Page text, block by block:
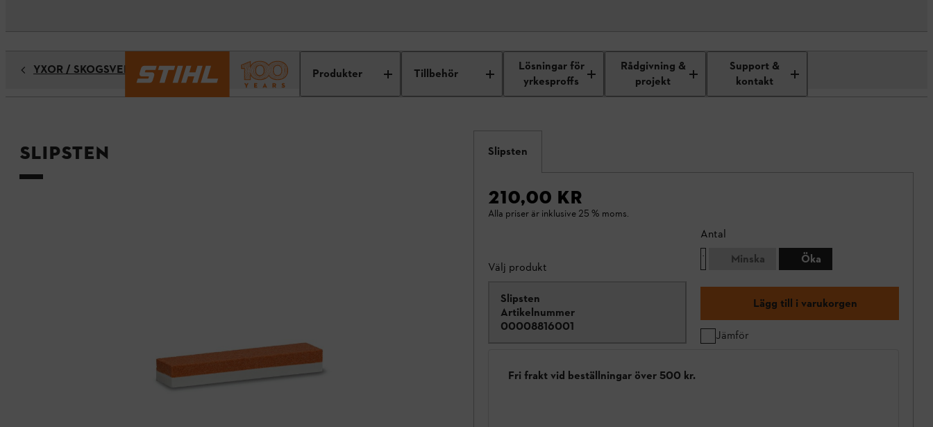
Produkter Tillbehör
Lösningar för
yrkesproffs
Rådgivning &
projekt
Support &
kontakt
YXOR / SKOGSVERKTYG
Slipsten Slipsten
210,00 KR
Alla priser är inklusive 25 % moms.
Välj produkt
Slipsten
Artikelnummer
00008816001
Antal
Minska
Öka
Lägg till i varukorgen
Jämför
Fri frakt vid beställningar över 500 kr.